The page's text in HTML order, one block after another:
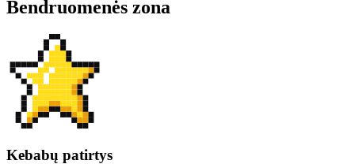
Bendruomenės zona
Kebabų patirtys